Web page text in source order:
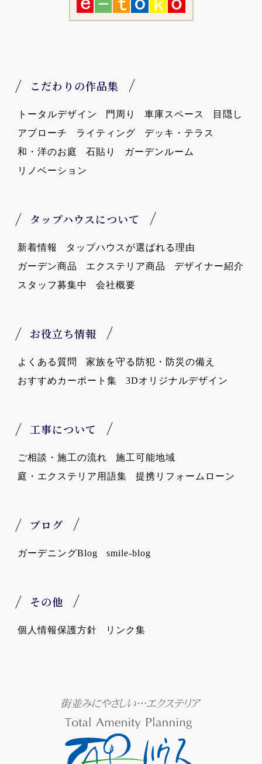
こだわりの作品集
トータルデザイン 門周り 車庫スペース
目隠し
アプローチ
ライティング
デッキ・テラス
和・洋のお庭
石貼り
ガーデンルーム
リノベーション
タップハウスについて
新着情報
タップハウスが選ばれる理由
ガーデン商品
エクステリア商品
デザイナー紹介
スタッフ募集中
会社概要
お役立ち情報
よくある質問
家族を守る防犯・防災の備え
おすすめカーポート集
3Dオリジナルデザイン
工事について
ご相談・施工の流れ
施工可能地域
庭・エクステリア用語集
提携リフォームローン
ブログ
ガーデニングBlog smile-blog
その他
個人情報保護方針 リンク集